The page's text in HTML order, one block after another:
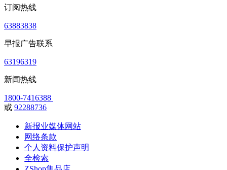
订阅热线
63883838
早报广告联系
63196319
新闻热线
1800-7416388
或 92288736
新报业媒体网站
网络条款
个人资料保护声明
全检索